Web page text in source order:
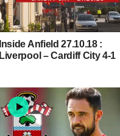
Inside Anfield 27.10.18 :
Liverpool – Cardiff City 4-1